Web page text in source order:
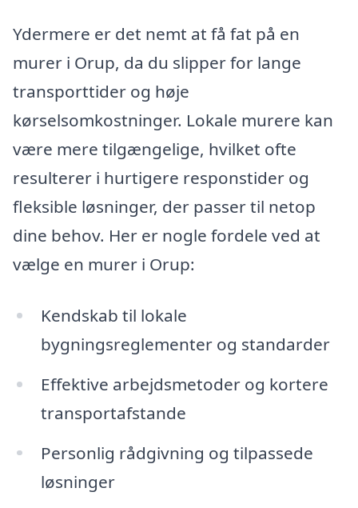
Ydermere er det nemt at få fat på en
murer i Orup, da du slipper for lange
transporttider og høje
kørselsomkostninger. Lokale murere kan
være mere tilgængelige, hvilket ofte
resulterer i hurtigere responstider og
fleksible løsninger, der passer til netop
dine behov. Her er nogle fordele ved at
vælge en murer i Orup:
Kendskab til lokale
bygningsreglementer og standarder
Effektive arbejdsmetoder og kortere
transportafstande
Personlig rådgivning og tilpassede
løsninger